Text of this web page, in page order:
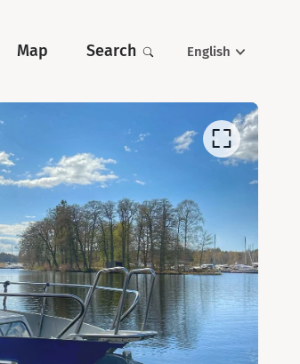
Map Search English